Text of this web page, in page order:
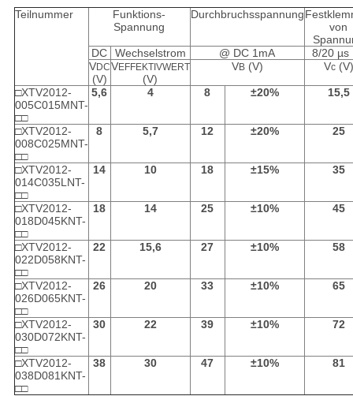
Teilnummer
Funktions-
Spannung
Durchbruchsspannung
von
DC
Wechselstrom @ DC 1mA
8/20 µs
VDC
(V)
VEFFEKTIVWERT
(V)
VB(V) Vc(V)
□XTV2012-
005C015MNT-
□□
5,6 4 8 ±20% 15,5
□XTV2012-
008C025MNT-
□□
8 5,7 12 ±20% 25
□XTV2012-
014C035LNT-
□□
14 10 18 ±15% 35
□XTV2012-
018D045KNT-
□□
18 14 25 ±10% 45
□XTV2012-
022D058KNT-
□□
22 15,6 27 ±10% 58
□XTV2012-
026D065KNT-
□□
26 20 33 ±10% 65
□XTV2012-
030D072KNT-
□□
30 22 39 ±10% 72
□XTV2012-
038D081KNT-
□□
38 30 47 ±10% 81